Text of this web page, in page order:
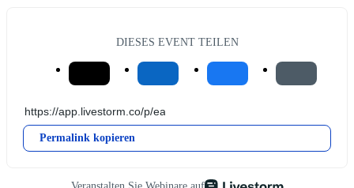
DIESES EVENT TEILEN
Permalink kopieren
Veranstalten Sie Webinare auf